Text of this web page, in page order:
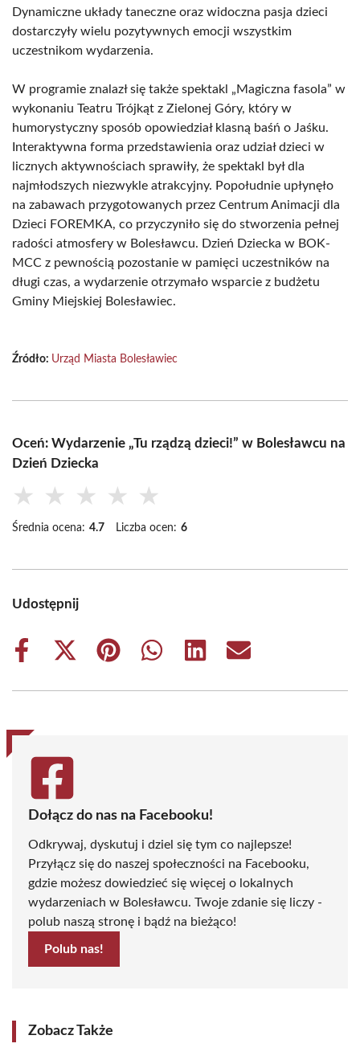
Dynamiczne układy taneczne oraz widoczna pasja dzieci
dostarczyły wielu pozytywnych emocji wszystkim
uczestnikom wydarzenia.
W programie znalazł się także spektakl „Magiczna fasola” w
wykonaniu Teatru Trójkąt z Zielonej Góry, który w
humorystyczny sposób opowiedział klasną baśń o Jaśku.
Interaktywna forma przedstawienia oraz udział dzieci w
licznych aktywnościach sprawiły, że spektakl był dla
najmłodszych niezwykle atrakcyjny. Popołudnie upłynęło
na zabawach przygotowanych przez Centrum Animacji dla
Dzieci FOREMKA, co przyczyniło się do stworzenia pełnej
radości atmosfery w Bolesławcu. Dzień Dziecka w BOK-
MCC z pewnością pozostanie w pamięci uczestników na
długi czas, a wydarzenie otrzymało wsparcie z budżetu
Gminy Miejskiej Bolesławiec.
Źródło: Urząd Miasta Bolesławiec
Oceń: Wydarzenie „Tu rządzą dzieci!” w Bolesławcu na
Dzień Dziecka
★ ★ ★ ★ ★
Średnia ocena: 4.7 Liczba ocen: 6
Udostępnij
Share
Share
(Twitter)
Share
Share
Share
Share
Dołącz do nas na Facebooku!
Odkrywaj, dyskutuj i dziel się tym co najlepsze!
Przyłącz się do naszej społeczności na Facebooku,
gdzie możesz dowiedzieć się więcej o lokalnych
wydarzeniach w Bolesławcu. Twoje zdanie się liczy -
polub naszą stronę i bądź na bieżąco!
Polub nas!
Zobacz Także